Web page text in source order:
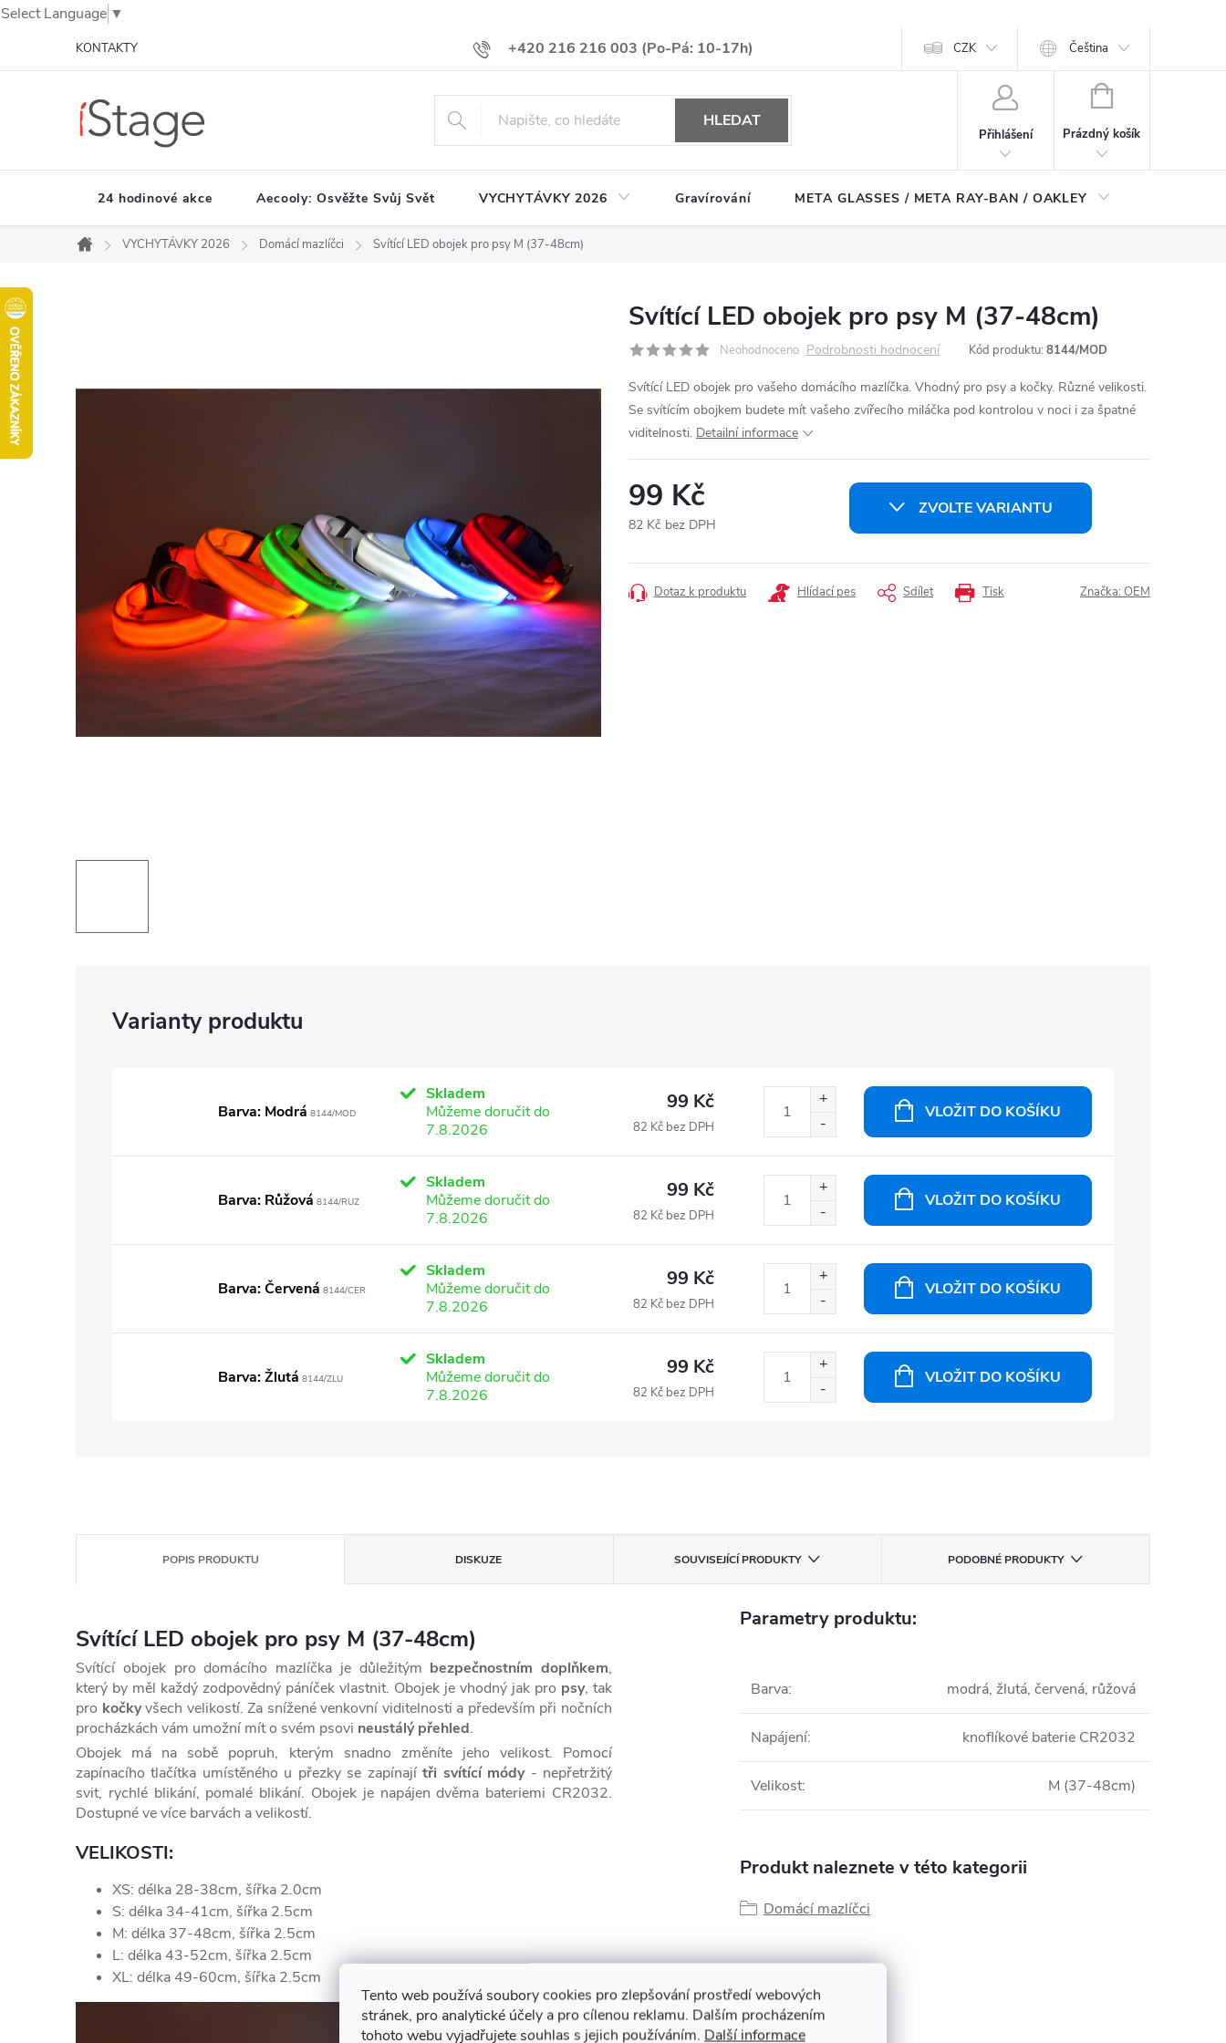
Select Language ▼
Tento web používá soubory cookies pro zlepšování prostředí webových
stránek, pro analytické účely a pro cílenou reklamu. Dalším procházením
tohoto webu vyjadřujete souhlas s jejich používáním. Další informace
+420 216 216 003
KONTAKTY CZK Čeština
HLEDAT
Přihlášení
NÁKUPNÍ
Prázdný košík
24 hodinové akce Aecooly: Osvěžte Svůj Svět VYCHYTÁVKY 2026 Gravírování META GLASSES / META RAY-BAN / OAKLEY
Domů
VYCHYTÁVKY 2026 Domácí mazlíčci Svítící LED obojek pro psy M (37-48cm)
Svítící LED obojek pro psy M (37-48cm)
Neohodnoceno Podrobnosti hodnocení Kód produktu: 8144/MOD
Svítící LED obojek pro vašeho domácího mazlíčka. Vhodný pro psy a kočky. Různé velikosti.
Se svítícím obojkem budete mít vašeho zvířecího miláčka pod kontrolou v noci i za špatné
viditelnosti. Detailní informace
99 Kč
82 Kč bez DPH
cena:
ZVOLTE VARIANTU
Tisk
Dotaz k produktu Hlídací pes Sdílet Značka: OEM
Barva: Modrá 8144/MOD
Skladem
Můžeme doručit do
7.8.2026
99 Kč
82 Kč bez DPH
VLOŽIT DO KOŠÍKU
Barva: Růžová 8144/RUZ
Skladem
Můžeme doručit do
7.8.2026
99 Kč
82 Kč bez DPH
VLOŽIT DO KOŠÍKU
Barva: Červená 8144/CER
Skladem
Můžeme doručit do
7.8.2026
99 Kč
82 Kč bez DPH
VLOŽIT DO KOŠÍKU
Barva: Žlutá 8144/ZLU
Skladem
Můžeme doručit do
7.8.2026
99 Kč
82 Kč bez DPH
VLOŽIT DO KOŠÍKU
POPIS PRODUKTU DISKUZE SOUVISEJÍCÍ PRODUKTY PODOBNÉ PRODUKTY
Svítící LED obojek pro psy M (37-48cm)
Svítící obojek pro domácího mazlíčka je důležitým bezpečnostním doplňkem,
který by měl každý zodpovědný páníček vlastnit. Obojek je vhodný jak pro psy, tak
pro kočkyvšech velikostí. Za snížené venkovní viditelnosti a především při nočních
procházkách vám umožní mít o svém psovi neustálý přehled.
Obojek má na sobě popruh, kterým snadno změníte jeho velikost. Pomocí
zapínacího tlačítka umístěného u přezky se zapínajítři svítící módy - nepřetržitý
svit, rychlé blikání, pomalé blikání. Obojek je napájen dvěma bateriemi CR2032.
Dostupné ve více barvách a velikostí.
VELIKOSTI:
XS: délka 28-38cm, šířka 2.0cm
S: délka 34-41cm, šířka 2.5cm
M: délka 37-48cm, šířka 2.5cm
L: délka 43-52cm, šířka 2.5cm
XL: délka 49-60cm, šířka 2.5cm
Parametry produktu:
Barva: modrá, žlutá, červená, růžová
Napájení: knoflíkové baterie CR2032
Velikost: M (37-48cm)
Produkt naleznete v této kategorii
Domácí mazlíčci